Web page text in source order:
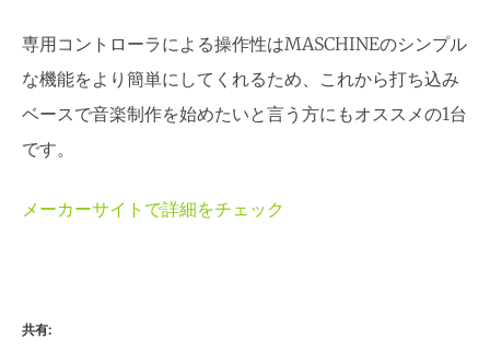
専用コントローラによる操作性はMASCHINEのシンプル
な機能をより簡単にしてくれるため、これから打ち込み
ベースで音楽制作を始めたいと言う方にもオススメの1台
です。
メーカーサイトで詳細をチェック
共有: